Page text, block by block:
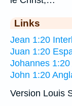
Links
Jean 1:20
Juan 1:20
Johannes 1:20
John 1:20
Version Louis